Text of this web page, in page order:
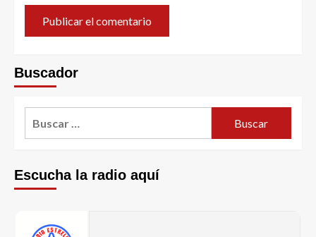
Buscador
Escucha la radio aquí